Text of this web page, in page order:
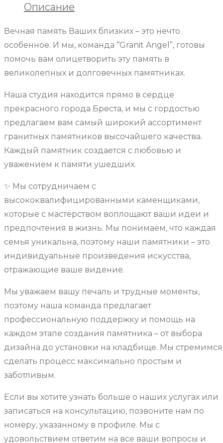
Описание
Вечная память Ваших близких – это нечто
особенное. И мы, команда “Granit Angel”, готовы
помочь вам олицетворить эту память в
великолепных и долговечных памятниках.
Наша студия находится прямо в сердце
прекрасного города Бреста, и мы с гордостью
предлагаем вам самый широкий ассортимент
гранитных памятников высочайшего качества.
Каждый памятник создается с любовью и
уважением к памяти ушедших.
✨ Мы сотрудничаем с
высококвалифицированными каменщиками,
которые с мастерством воплощают ваши идеи и
предпочтения в жизнь. Мы понимаем, что каждая
семья уникальна, поэтому наши памятники – это
индивидуальные произведения искусства,
отражающие ваше видение.
Мы уважаем вашу печаль и трудные моменты,
поэтому наша команда предлагает
профессиональную поддержку и помощь на
каждом этапе создания памятника – от выбора
дизайна до установки на кладбище. Мы стремимся
сделать процесс максимально простым и
заботливым.
Если вы хотите узнать больше о наших услугах или
записаться на консультацию, позвоните нам по
номеру, указанному в профиле. Мы с
удовольствием ответим на все ваши вопросы и